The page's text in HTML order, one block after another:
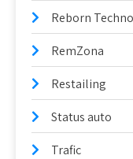
Reborn
RemZona
Restailing
Status auto
Trafic